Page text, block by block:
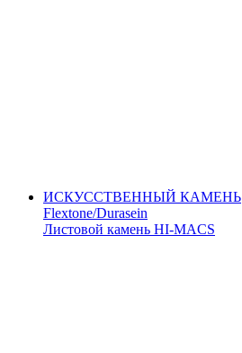
ИСКУССТВЕННЫЙ КАМЕНЬ
Flextone/Durasein
Листовой камень HI-MACS